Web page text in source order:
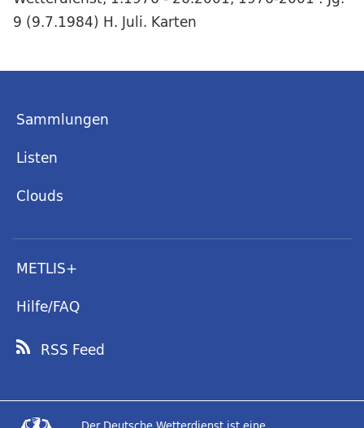
9 (9.7.1984) H. Juli. Karten
Sammlungen
Listen
Clouds
METLIS+
Hilfe/FAQ
RSS Feed